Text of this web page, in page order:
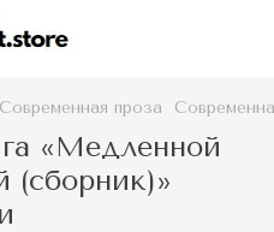
Современная проза
«Медленной